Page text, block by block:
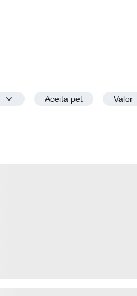
Aceita pet Valor